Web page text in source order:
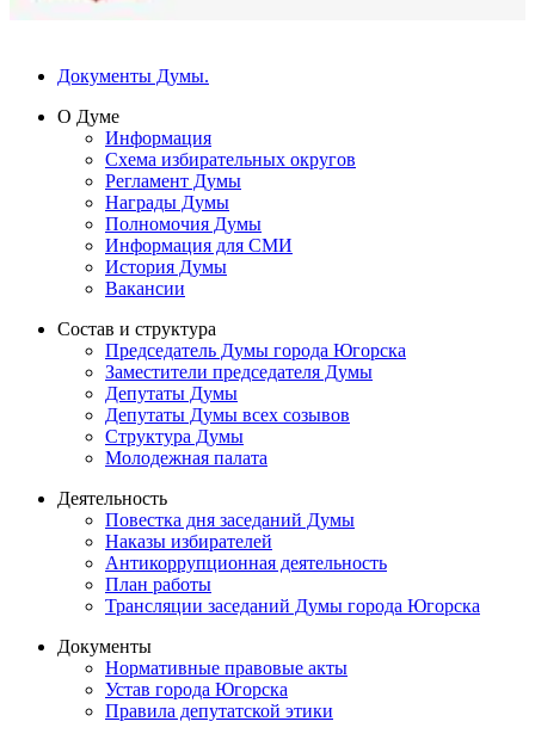
Документы Думы.
О Думе
Информация
Схема избирательных округов
Регламент Думы
Награды Думы
Полномочия Думы
Информация для СМИ
История Думы
Вакансии
Состав и структура
Председатель Думы города Югорска
Заместители председателя Думы
Депутаты Думы
Депутаты Думы всех созывов
Структура Думы
Молодежная палата
Деятельность
Повестка дня заседаний Думы
Наказы избирателей
Антикоррупционная деятельность
План работы
Трансляции заседаний Думы города Югорска
Документы
Нормативные правовые акты
Устав города Югорска
Правила депутатской этики